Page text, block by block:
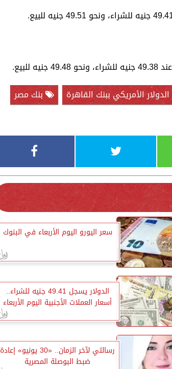
الأمريكي ببنك القاهرة
بنك مصر
سعر اليورو اليوم الأربعاء في البنوك
الدولار يسجل 49.41 جنيه للشراء..
أسعار العملات الأجنبية اليوم الأربعاء
رسالتي لآخر الزمان.. «30 يونيو» إعادة
ضبط البوصلة المصرية